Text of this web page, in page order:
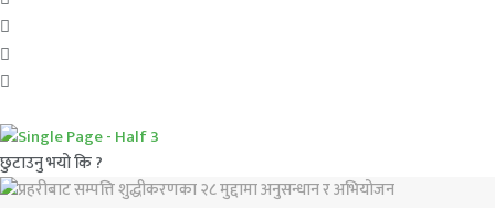
छुटाउनु भयो कि ?